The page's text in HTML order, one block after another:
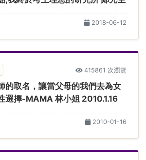
2018-06-12
415861 次瀏覽
的取名，讓當父母的我們去為女
選擇-MAMA 林小姐 2010.1.16
2010-01-16